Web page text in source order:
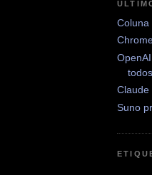
Coluna
todos
Claude
Suno